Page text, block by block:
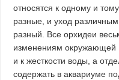
относятся к одному и
разные, и уход
разный. Все орхидеи
изменениям окружающей
и к жесткости воды, а
содержать в аквариуме